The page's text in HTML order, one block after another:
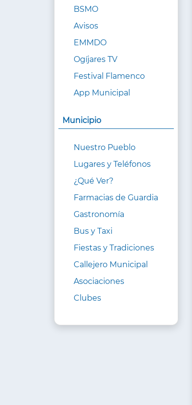
BSMO
Avisos
EMMDO
Ogíjares TV
Festival Flamenco
App Municipal
Municipio
Nuestro Pueblo
Lugares y Teléfonos
¿Qué Ver?
Farmacias de Guardia
Gastronomía
Bus y Taxi
Fiestas y Tradiciones
Callejero Municipal
Asociaciones
Clubes